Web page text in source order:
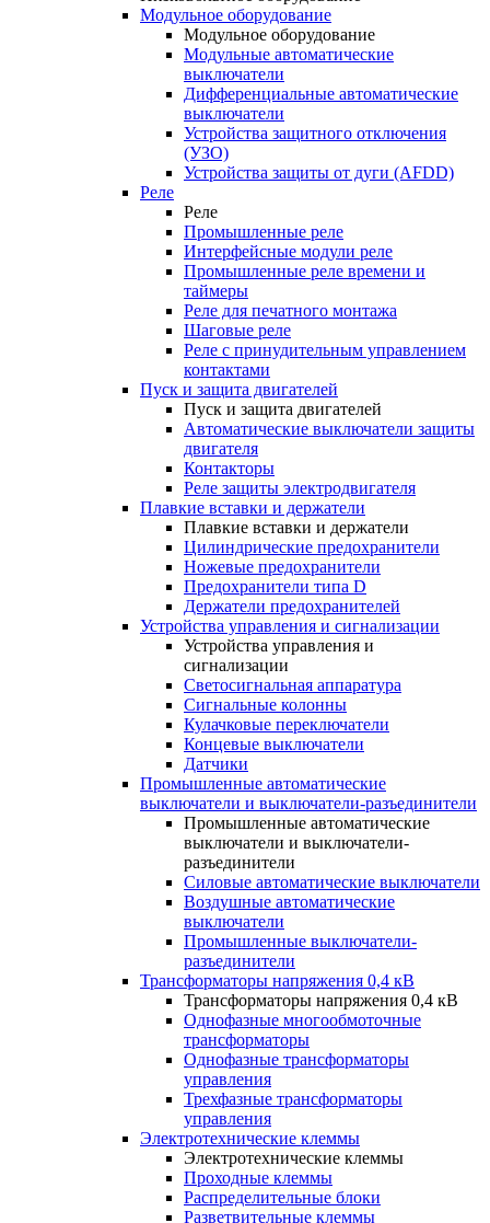
Модульное оборудование
Модульное оборудование
Модульные автоматические
выключатели
Дифференциальные автоматические
выключатели
Устройства защитного отключения
(УЗО)
Устройства защиты от дуги (AFDD)
Реле
Реле
Промышленные реле
Интерфейсные модули реле
Промышленные реле времени и
таймеры
Реле для печатного монтажа
Шаговые реле
Реле с принудительным управлением
контактами
Пуск и защита двигателей
Пуск и защита двигателей
Автоматические выключатели защиты
двигателя
Контакторы
Реле защиты электродвигателя
Плавкие вставки и держатели
Плавкие вставки и держатели
Цилиндрические предохранители
Ножевые предохранители
Предохранители типа D
Держатели предохранителей
Устройства управления и сигнализации
Устройства управления и
сигнализации
Светосигнальная аппаратура
Сигнальные колонны
Кулачковые переключатели
Концевые выключатели
Датчики
Промышленные автоматические
выключатели и выключатели-разъединители
Промышленные автоматические
выключатели и выключатели-
разъединители
Силовые автоматические выключатели
Воздушные автоматические
выключатели
Промышленные выключатели-
разъединители
Трансформаторы напряжения 0,4 кВ
Трансформаторы напряжения 0,4 кВ
Однофазные многообмоточные
трансформаторы
Однофазные трансформаторы
управления
Трехфазные трансформаторы
управления
Электротехнические клеммы
Электротехнические клеммы
Проходные клеммы
Распределительные блоки
Разветвительные клеммы